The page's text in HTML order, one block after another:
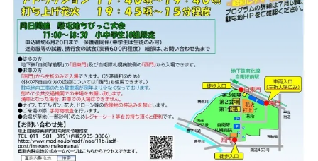
9月21日(日) 第33回簾舞通行屋まつり＠簾舞通行屋緑地
詳しくは…